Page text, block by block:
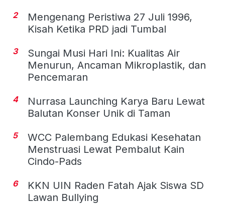
2
Mengenang Peristiwa 27 Juli 1996,
Kisah Ketika PRD jadi Tumbal
3
Sungai Musi Hari Ini: Kualitas Air
Menurun, Ancaman Mikroplastik, dan
Pencemaran
4
Nurrasa Launching Karya Baru Lewat
Balutan Konser Unik di Taman
5
WCC Palembang Edukasi Kesehatan
Menstruasi Lewat Pembalut Kain
Cindo-Pads
6
KKN UIN Raden Fatah Ajak Siswa SD
Lawan Bullying